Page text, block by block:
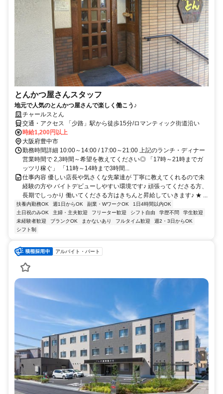
とんかつ屋さんスタッフ
地元で人気のとんかつ屋さんで楽しく働こう♪
チャールスとん
交通・アクセス 「少路」駅から徒歩15分/ロマンティック街道沿い
時給1,200円以上
大阪府豊中市
勤務時間詳細 10:00～14:00 / 17:00～21:00 上記のランチ・ディナー
営業時間で 2,3時間～希望を教えてください◎ 「17時～21時までガ
ッツリ稼ぐ」 「11時～14時まで3時間...
仕事内容 優しい店長や気さくな先輩達が 丁寧に教えてくれるので未
経験の方や バイトデビューしやすい環境です♪ 頑張ってくださる方、
長期でしっかり 働いてくださる方はきちんと昇給していきます♪ ★ ...
扶養内勤務OK 週1日からOK 副業・WワークOK
1日4時間以内OK
土日祝のみOK
主婦・主夫歓迎 フリーター歓迎 シフト自由 学歴不問
学生歓迎
未経験者歓迎
ブランクOK まかないあり フルタイム歓迎
週2・3日からOK
シフト制
アルバイト・パート